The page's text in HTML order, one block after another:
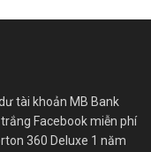
tài khoản MB Bank
Facebook miễn phí
360 Deluxe 1 năm